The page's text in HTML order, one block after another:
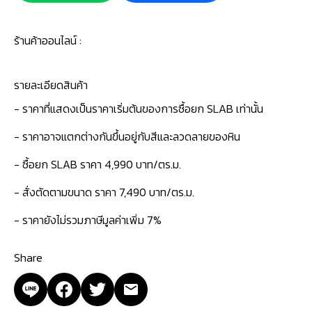
ร้านค้าออนไลน์ :
รายละเอียดสินค้า
- ราคาที่แสดงเป็นราคาเริ่มต้นของการซื้อยก SLAB เท่านั้น
- ราคาอาจแตกต่างกันขึ้นอยู่กับสีและลวดลายของหิน
- ซื้อยก SLAB ราคา 4,990 บาท/ตร.ม.
- สั่งตัดตามขนาด ราคา 7,490 บาท/ตร.ม.
- ราคายังไม่รวมภาษีมูลค่าเพิ่ม 7%
Share